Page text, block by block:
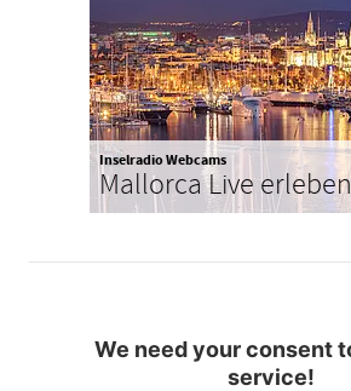
Inselradio Webcams
Mallorca Live erleben
We need your consent
service!